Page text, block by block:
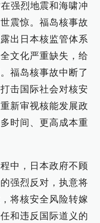
强烈地震和海啸冲
震惊。福岛核事故
出日本核监管体系
文化严重缺失，给
福岛核事故中断了
击国际社会对核安
新审视核能发展政
时间、更高成本重
中，日本政府不顾
强烈反对，执意将
将核安全风险转嫁
和违反国际道义的